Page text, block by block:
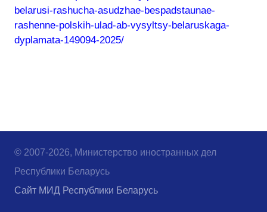
belarusi-rashucha-asudzhae-bespadstaunae-
rashenne-polskih-ulad-ab-vysyltsy-belaruskaga-
dyplamata-149094-2025/
© 2007-2026, Министерство иностранных дел
Республики Беларусь
Сайт МИД Республики Беларусь